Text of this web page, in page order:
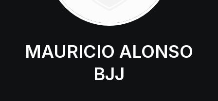
MAURICIO ALONSO
BJJ